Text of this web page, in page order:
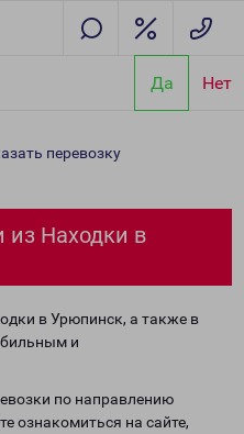
Да Нет
перевозку
из Находки в
в Урюпинск, а также в
и
по направлению
ознакомиться на сайте,